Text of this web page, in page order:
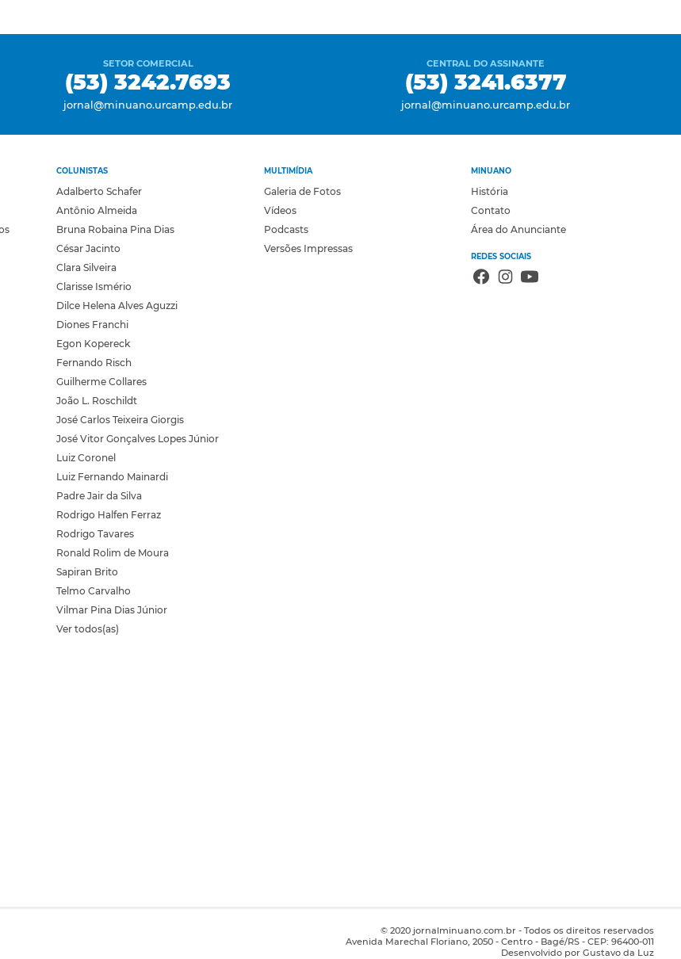
SETOR COMERCIAL
(53) 3242.7693
jornal@minuano.urcamp.edu.br
CENTRAL DO ASSINANTE
(53) 3241.6377
jornal@minuano.urcamp.edu.br
COLUNISTAS
Adalberto Schafer
Antônio Almeida
Bruna Robaina Pina Dias
César Jacinto
Clara Silveira
Clarisse Ismério
Dilce Helena Alves Aguzzi
Diones Franchi
Egon Kopereck
Fernando Risch
Guilherme Collares
João L. Roschildt
José Carlos Teixeira Giorgis
José Vitor Gonçalves Lopes Júnior
Luiz Coronel
Luiz Fernando Mainardi
Padre Jair da Silva
Rodrigo Halfen Ferraz
Rodrigo Tavares
Ronald Rolim de Moura
Sapiran Brito
Telmo Carvalho
Vilmar Pina Dias Júnior
Ver todos(as)
MULTIMÍDIA
Galeria de Fotos
Vídeos
Podcasts
Versões Impressas
MINUANO
História
Contato
Área do Anunciante
REDES SOCIAIS
© 2020 jornalminuano.com.br - Todos os direitos reservados
Avenida Marechal Floriano, 2050 - Centro - Bagé/RS - CEP: 96400-011
Desenvolvido por Gustavo da Luz